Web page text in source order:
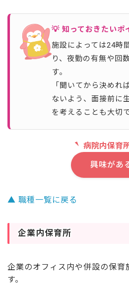
💡 知っておきたいポ
施設によっては24時
り、夜勤の有無や回
す。
「聞いてから決めれ
ないよう、面接前に
を考えることも大切で
病院内保育
興味があ
▲ 職種一覧に戻る
企業内保育所
企業のオフィス内や併設の保育
す。